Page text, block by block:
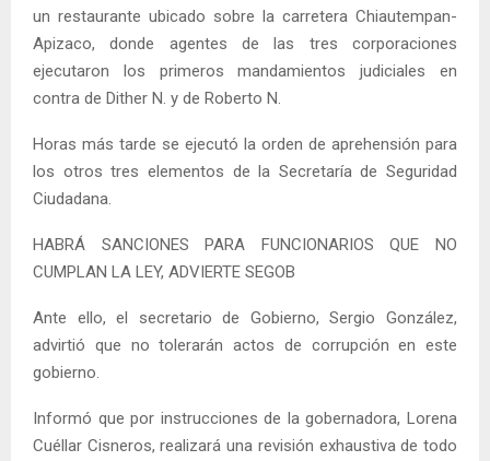
un restaurante ubicado sobre la carretera Chiautempan-
Apizaco, donde agentes de las tres corporaciones
ejecutaron los primeros mandamientos judiciales en
contra de Dither N. y de Roberto N.
Horas más tarde se ejecutó la orden de aprehensión para
los otros tres elementos de la Secretaría de Seguridad
Ciudadana.
HABRÁ SANCIONES PARA FUNCIONARIOS QUE NO
CUMPLAN LA LEY, ADVIERTE SEGOB
Ante ello, el secretario de Gobierno, Sergio González,
advirtió que no tolerarán actos de corrupción en este
gobierno.
Informó que por instrucciones de la gobernadora, Lorena
Cuéllar Cisneros, realizará una revisión exhaustiva de todo